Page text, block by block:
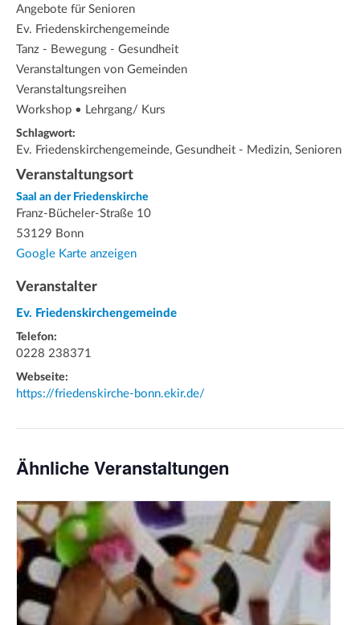
Angebote für Senioren
Ev. Friedenskirchengemeinde
Tanz - Bewegung - Gesundheit
Veranstaltungen von Gemeinden
Veranstaltungsreihen
Workshop • Lehrgang/ Kurs
Schlagwort:
Ev. Friedenskirchengemeinde, Gesundheit - Medizin, Senioren
Veranstaltungsort
Saal an der Friedenskirche
Franz-Bücheler-Straße 10
53129 Bonn
Google Karte anzeigen
Veranstalter
Ev. Friedenskirchengemeinde
Telefon:
0228 238371
Webseite:
https://friedenskirche-bonn.ekir.de/
Ähnliche Veranstaltungen